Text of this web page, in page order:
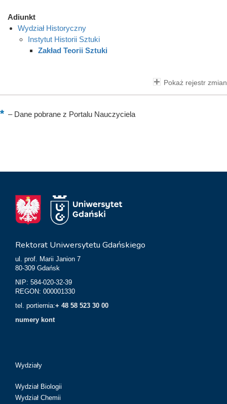
Adiunkt
Wydział Historyczny
Instytut Historii Sztuki
Zakład Teorii Sztuki
Pokaż rejestr zmian
–Dane pobrane z Portalu Nauczyciela
Rektorat Uniwersytetu Gdańskiego
ul. prof. Marii Janion 7
80-309 Gdańsk
NIP: 584-020-32-39
REGON: 000001330
tel. portiernia:+ 48 58 523 30 00
numery kont
Wydziały
Wydział Biologii
Wydział Chemii